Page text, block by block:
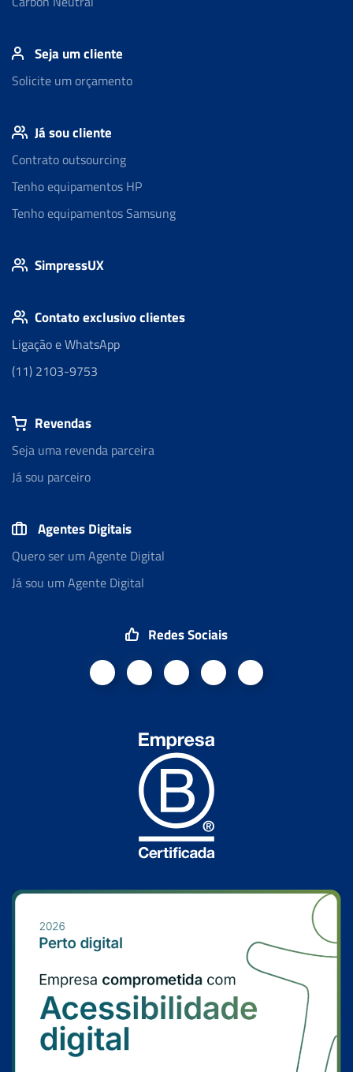
Seja um cliente
Solicite um orçamento
Já sou cliente
Contrato outsourcing
Tenho equipamentos HP
Tenho equipamentos Samsung
SimpressUX
Contato exclusivo clientes
Ligação e WhatsApp
(11) 2103-9753
Revendas
Seja uma revenda parceira
Já sou parceiro
Agentes Digitais
Quero ser um Agente Digital
Já sou um Agente Digital
Redes Sociais